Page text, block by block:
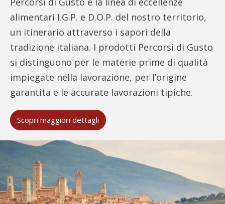
alimentari I.G.P. e D.O.P. del nostro territorio,
un itinerario attraverso i sapori della
tradizione italiana. I prodotti Percorsi di Gusto
si distinguono per le materie prime di qualità
impiegate nella lavorazione, per l’origine
garantita e le accurate lavorazioni tipiche.
Scopri maggiori dettagli